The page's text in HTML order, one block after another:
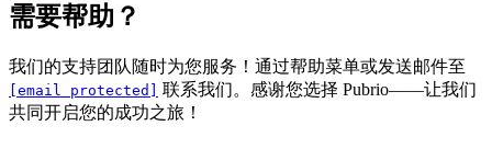
需要帮助？
我们的支持团队随时为您服务！通过帮助菜单或发送邮件至
[email protected]
联系我们。感谢您选择 Pubrio——让我们
共同开启您的成功之旅！